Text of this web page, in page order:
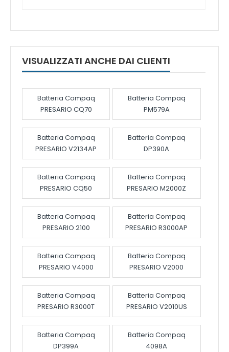
VISUALIZZATI ANCHE DAI CLIENTI
Batteria Compaq
PRESARIO CQ70
Batteria Compaq
PM579A
Batteria Compaq
PRESARIO V2134AP
Batteria Compaq
DP390A
Batteria Compaq
PRESARIO CQ50
Batteria Compaq
PRESARIO M2000Z
Batteria Compaq
PRESARIO 2100
Batteria Compaq
PRESARIO R3000AP
Batteria Compaq
PRESARIO V4000
Batteria Compaq
PRESARIO V2000
Batteria Compaq
PRESARIO R3000T
Batteria Compaq
PRESARIO V2010US
Batteria Compaq
DP399A
Batteria Compaq
4098A